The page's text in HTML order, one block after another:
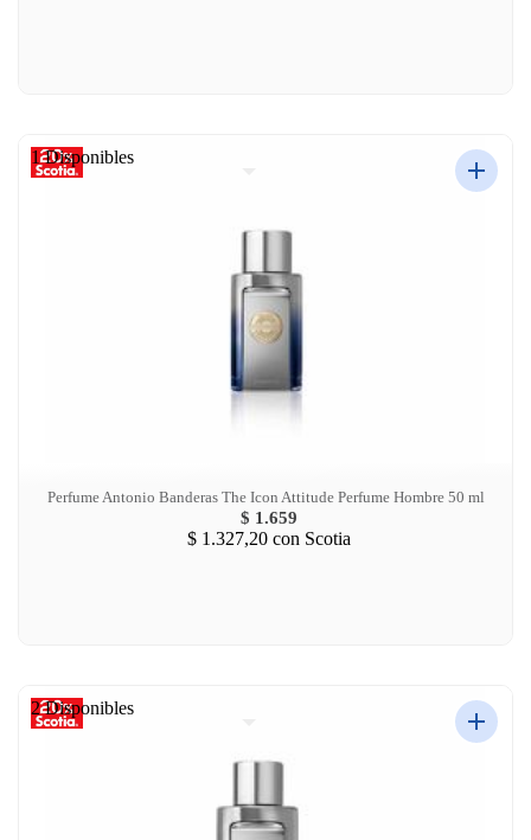
Perfume Antonio Banderas The Icon Attitude Perfume Hombre 50 ml
$ 1.659
$ 1.327,20 con Scotia
1 Disponibles
2 Disponibles